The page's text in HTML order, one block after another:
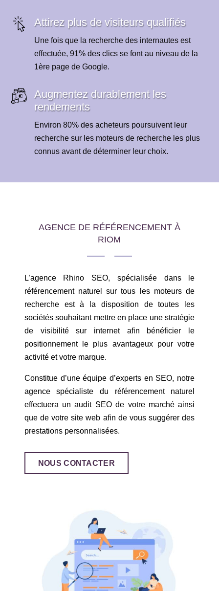
Attirez plus de visiteurs qualifiés
Une fois que la recherche des internautes est
effectuée, 91% des clics se font au niveau de la
1ère page de Google.
Augmentez durablement les
rendements
Environ 80% des acheteurs poursuivent leur
recherche sur les moteurs de recherche les plus
connus avant de déterminer leur choix.
AGENCE DE RÉFÉRENCEMENT À
RIOM
L’agence Rhino SEO, spécialisée dans le
référencement naturel sur tous les moteurs de
recherche est à la disposition de toutes les
sociétés souhaitant mettre en place une stratégie
de visibilité sur internet afin bénéficier le
positionnement le plus avantageux pour votre
activité et votre marque.
Constitue d’une équipe d’experts en SEO, notre
agence spécialiste du référencement naturel
effectuera un audit SEO de votre marché ainsi
que de votre site web afin de vous suggérer des
prestations personnalisées.
NOUS CONTACTER